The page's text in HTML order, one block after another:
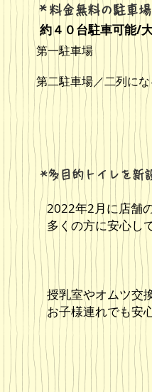
約４０台駐車可能/
​第一駐車場
第二駐車場／二列に
​＊料金無料の駐車場
*多目的トイレを新
2022年2月に店舗
多くの方に安心し
授乳室やオムツ交
お子様連れでも安